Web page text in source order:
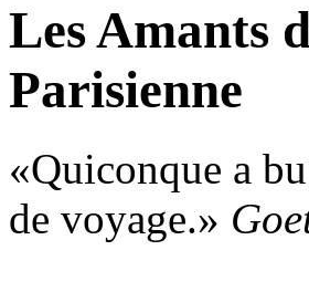
Les Amants
Parisienne
Quiconque a
de voyage.